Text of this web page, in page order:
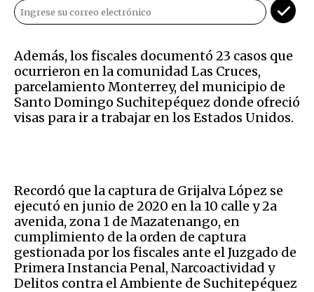
Además, los fiscales documentó 23 casos que
ocurrieron en la comunidad Las Cruces,
parcelamiento Monterrey, del municipio de
Santo Domingo Suchitepéquez donde ofreció
visas para ir a trabajar en los Estados Unidos.
Recordó que la captura de Grijalva López se
ejecutó en junio de 2020 en la 10 calle y 2a
avenida, zona 1 de Mazatenango, en
cumplimiento de la orden de captura
gestionada por los fiscales ante el Juzgado de
Primera Instancia Penal, Narcoactividad y
Delitos contra el Ambiente de Suchitepéquez